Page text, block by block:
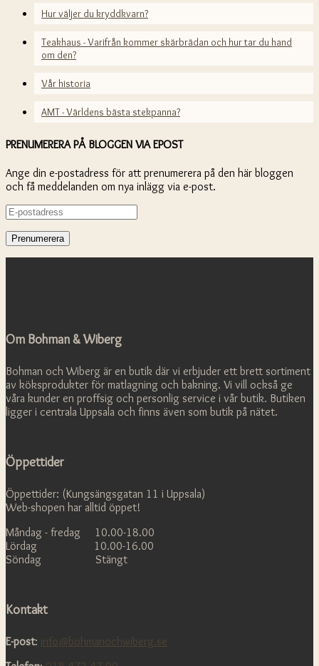
Hur väljer du kryddkvarn?
Teakhaus - Varifrån kommer skärbrädan och hur tar du hand
om den?
Vår historia
AMT - Världens bästa stekpanna?
PRENUMERERA PÅ BLOGGEN VIA EPOST
Ange din e-postadress för att prenumerera på den här bloggen
och få meddelanden om nya inlägg via e-post.
E-
Om Bohman & Wiberg
Bohman och Wiberg är en butik där vi erbjuder ett brett sortiment
av köksprodukter för matlagning och bakning. Vi vill också ge
våra kunder en proffsig och personlig service i vår butik. Butiken
ligger i centrala Uppsala och finns även som butik på nätet.
Öppettider
Öppettider: (Kungsängsgatan 11 i Uppsala)
Web-shopen har alltid öppet!
Måndag - fredag 10.00-18.00
Lördag 10.00-16.00
Söndag Stängt
Kontakt
E-post: info@bohmanochwiberg.se